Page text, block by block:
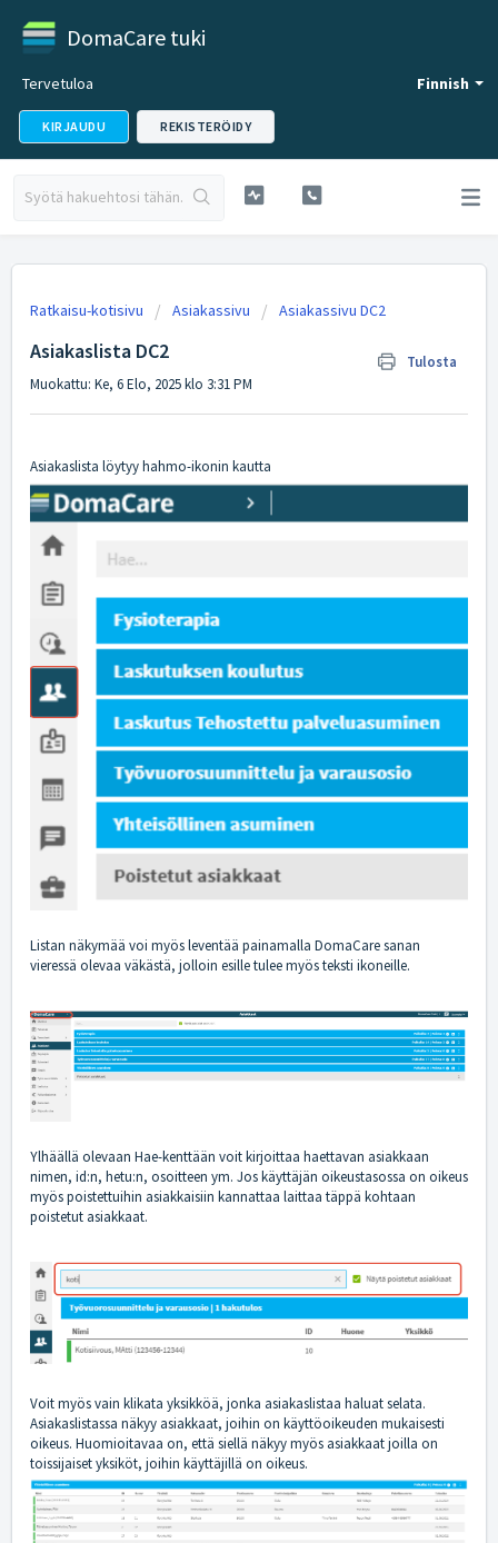
DomaCare tuki
Finnish
Tervetuloa
KIRJAUDU REKISTERÖIDY
Ratkaisu-kotisivu Asiakassivu Asiakassivu DC2
Asiakaslista DC2
Tulosta
Muokattu: Ke, 6 Elo, 2025 klo 3:31 PM
Asiakaslista löytyy hahmo-ikonin kautta
Listan näkymää voi myös leventää painamalla DomaCare sanan
vieressä olevaa väkästä, jolloin esille tulee myös teksti ikoneille.
Ylhäällä olevaan Hae-kenttään voit kirjoittaa haettavan asiakkaan
nimen, id:n, hetu:n, osoitteen ym. Jos käyttäjän oikeustasossa on oikeus
myös poistettuihin asiakkaisiin kannattaa laittaa täppä kohtaan
poistetut asiakkaat.
Voit myös vain klikata yksikköä, jonka asiakaslistaa haluat selata.
Asiakaslistassa näkyy asiakkaat, joihin on käyttöoikeuden mukaisesti
oikeus. Huomioitavaa on, että siellä näkyy myös asiakkaat joilla on
toissijaiset yksiköt, joihin käyttäjillä on oikeus.